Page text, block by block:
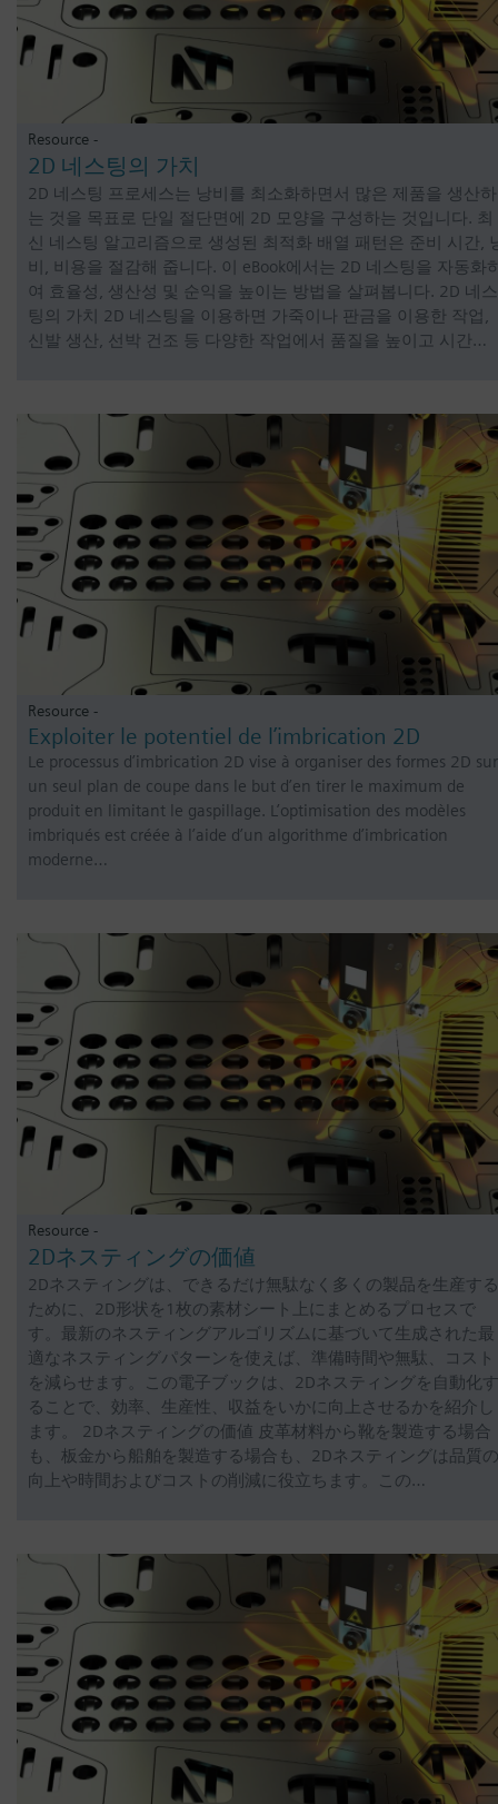
Resource -
2D 네스팅의 가치
2D 네스팅 프로세스는 낭비를 최소화하면서 많은 제품을 생산하
는 것을 목표로 단일 절단면에 2D 모양을 구성하는 것입니다. 최
신 네스팅 알고리즘으로 생성된 최적화 배열 패턴은 준비 시간,
비, 비용을 절감해 줍니다. 이 eBook에서는 2D 네스팅을 자동화
여 효율성, 생산성 및 순익을 높이는 방법을 살펴봅니다. 2D 네스
팅의 가치 2D 네스팅을 이용하면 가죽이나 판금을 이용한 작업,
신발 생산, 선박 건조 등 다양한 작업에서 품질을 높이고 시간…
Resource -
Exploiter le potentiel de l’imbrication 2D
Le processus d’imbrication 2D vise à organiser des formes 2D sur
un seul plan de coupe dans le but d’en tirer le maximum de
produit en limitant le gaspillage. L’optimisation des modèles
imbriqués est créée à l’aide d’un algorithme d’imbrication
moderne…
Resource -
2Dネスティングの価値
2Dネスティングは、できるだけ無駄なく多くの製品を生産する
ために、2D形状を1枚の素材シート上にまとめるプロセスで
す。最新のネスティングアルゴリズムに基づいて生成された最
適なネスティングパターンを使えば、準備時間や無駄、コスト
を減らせます。この電子ブックは、2Dネスティングを自動化す
ることで、効率、生産性、収益をいかに向上させるかを紹介し
ます。 2Dネスティングの価値 皮革材料から靴を製造する場合
も、板金から船舶を製造する場合も、2Dネスティングは品質の
向上や時間およびコストの削減に役立ちます。この…